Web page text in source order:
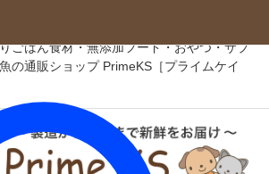
ごはん食材・無添加フード・おやつ・サプ
の通販ショップ PrimeKS［プライムケイ